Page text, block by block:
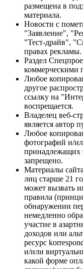
размещена в
материала.
Новости с
"Заявление",
"Тест-драйв",
правах рекламы.
Раздел
коммерческими
Любое
другое
ссылку на
воспрещается.
Владелец веб-
является автор
Любое
фотографий и/
принадлежащих
запрещено.
Материалы
лиц старше 21
может вызвать
правила
обнаружении
немедленно
участие в
доходов или
ресурс
и/или
какой форме